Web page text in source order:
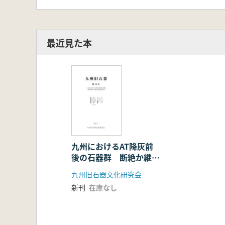
最近見た本
九州におけるAT降灰前
後の石器群 断絶か継続
か、地蔵平遺跡の調査成
果から
九州旧石器文化研究会
新刊 在庫なし